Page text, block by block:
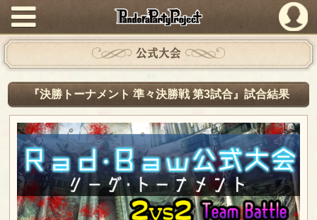
PandoraPartyProject
公式大会
『決勝トーナメント 準々決勝戦 第3試合』試合結果